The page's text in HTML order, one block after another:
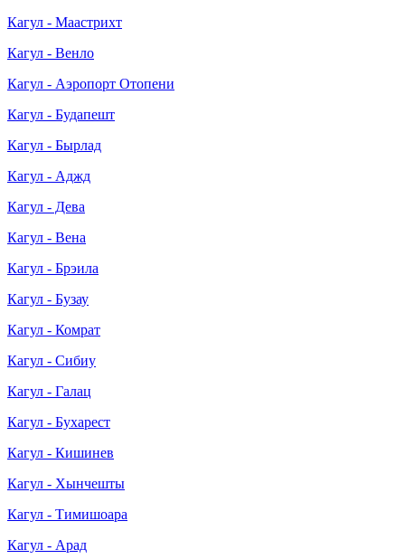
Кагул - Маастрихт
Кагул - Венло
Кагул - Аэропорт Отопени
Кагул - Будапешт
Кагул - Бырлад
Кагул - Аджд
Кагул - Дева
Кагул - Вена
Кагул - Брэила
Кагул - Бузау
Кагул - Комрат
Кагул - Сибиу
Кагул - Галац
Кагул - Бухарест
Кагул - Кишинев
Кагул - Хынчешты
Кагул - Тимишоара
Кагул - Арад